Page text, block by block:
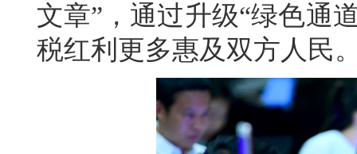
文章”，通过升级“绿色通
税红利更多惠及双方人民